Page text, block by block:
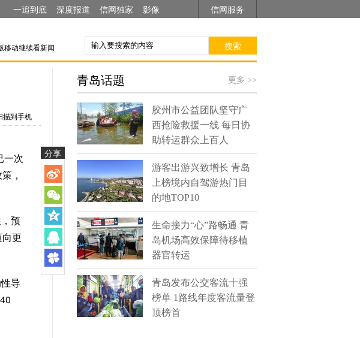
一追到底 深度报道 信网独家 影像 信网服务
搜索
描到手机
一次
，
预
更
导
分享
青岛话题 更多 >>
胶州市公益团队坚守广
西抢险救援一线 每日协
助转运群众上百人
游客出游兴致增长 青岛
上榜境内自驾游热门目
的地TOP10
生命接力“心”路畅通 青
岛机场高效保障待移植
器官转运
青岛发布公交客流十强
榜单 1路线年度客流量登
顶榜首